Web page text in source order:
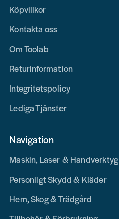
Köpvillkor
Kontakta oss
Om Toolab
Returinformation
Integritetspolicy
Lediga Tjänster
Navigation
Maskin, Laser & Handverktyg
Personligt Skydd & Kläder
Hem, Skog & Trädgård